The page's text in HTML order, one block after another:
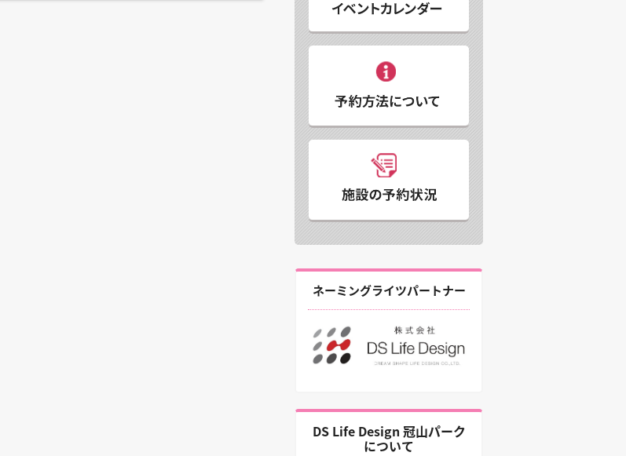
ネーミングライツパートナー
DS Life Design 冠山パーク
について